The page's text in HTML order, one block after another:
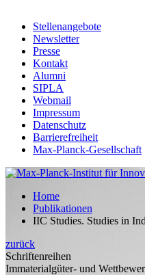
Stellenangebote
Newsletter
Presse
Kontakt
Alumni
SIPLA
Webmail
Impressum
Datenschutz
Barrierefreiheit
Max-Planck-Gesellschaft
Home
Publikationen
IIC Studies. Studies in
zurück
Schriftenreihen
Immaterialgüter- und